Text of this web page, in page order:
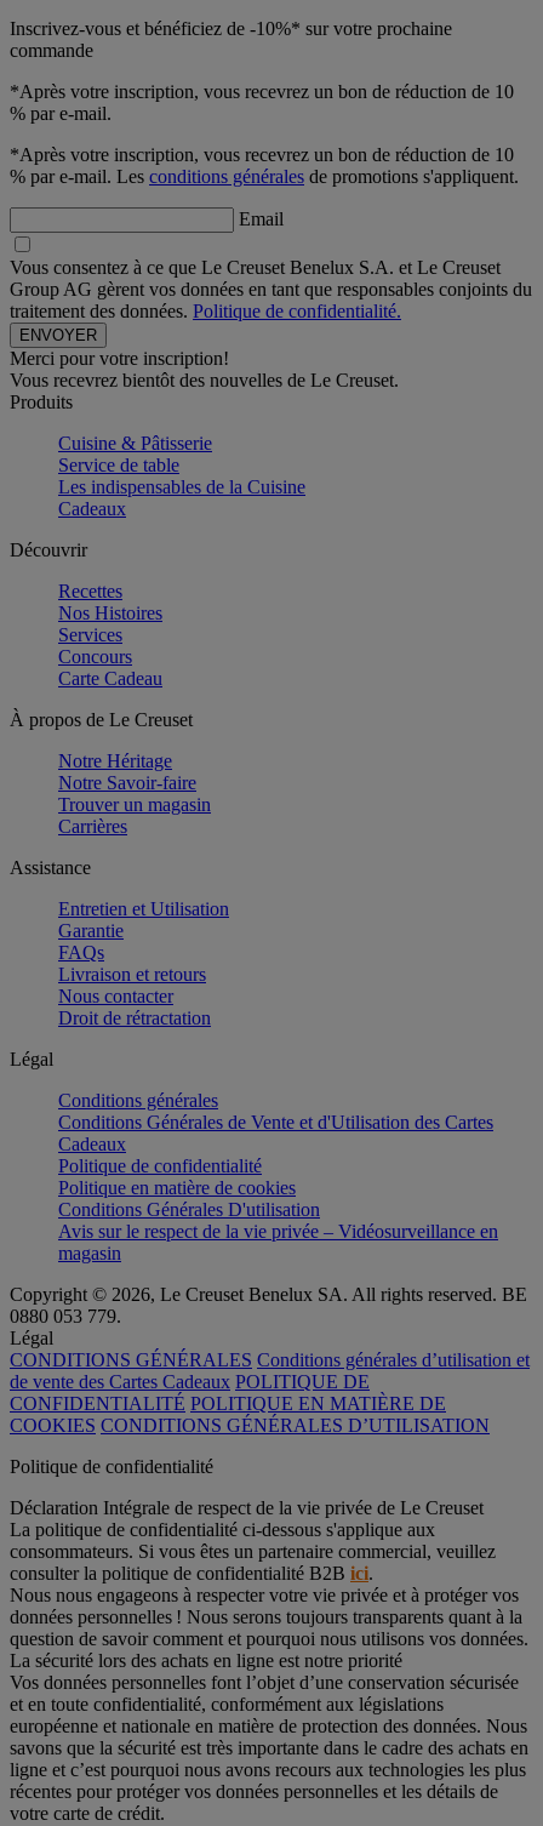
Inscrivez-vous et bénéficiez de -10%* sur votre prochaine
commande
*Après votre inscription, vous recevrez un bon de réduction de 10
% par e-mail.
*Après votre inscription, vous recevrez un bon de réduction de 10
% par e-mail. Les conditions générales de promotions s'appliquent.
Email
Vous consentez à ce que Le Creuset Benelux S.A. et Le Creuset
Group AG gèrent vos données en tant que responsables conjoints du
traitement des données. Politique de confidentialité.
Merci pour votre inscription!
Vous recevrez bientôt des nouvelles de Le Creuset.
Produits
Cuisine & Pâtisserie
Service de table
Les indispensables de la Cuisine
Cadeaux
Découvrir
Recettes
Nos Histoires
Services
Concours
Carte Cadeau
À propos de Le Creuset
Notre Héritage
Notre Savoir-faire
Trouver un magasin
Carrières
Assistance
Entretien et Utilisation
Garantie
FAQs
Livraison et retours
Nous contacter
Droit de rétractation
Légal
Conditions générales
Conditions Générales de Vente et d'Utilisation des Cartes
Cadeaux
Politique de confidentialité
Politique en matière de cookies
Conditions Générales D'utilisation
Avis sur le respect de la vie privée – Vidéosurveillance en
magasin
Copyright © 2026, Le Creuset Benelux SA. All rights reserved. BE
0880 053 779.
Légal
CONDITIONS GÉNÉRALES Conditions générales d’utilisation et
de vente des Cartes Cadeaux POLITIQUE DE
CONFIDENTIALITÉ POLITIQUE EN MATIÈRE DE
COOKIES CONDITIONS GÉNÉRALES D’UTILISATION
Politique de confidentialité
Déclaration Intégrale de respect de la vie privée de Le Creuset
La politique de confidentialité ci-dessous s'applique aux
consommateurs. Si vous êtes un partenaire commercial, veuillez
consulter la politique de confidentialité B2B ici.
Nous nous engageons à respecter votre vie privée et à protéger vos
données personnelles ! Nous serons toujours transparents quant à la
question de savoir comment et pourquoi nous utilisons vos données.
La sécurité lors des achats en ligne est notre priorité
Vos données personnelles font l’objet d’une conservation sécurisée
et en toute confidentialité, conformément aux législations
européenne et nationale en matière de protection des données. Nous
savons que la sécurité est très importante dans le cadre des achats en
ligne et c’est pourquoi nous avons recours aux technologies les plus
récentes pour protéger vos données personnelles et les détails de
votre carte de crédit.